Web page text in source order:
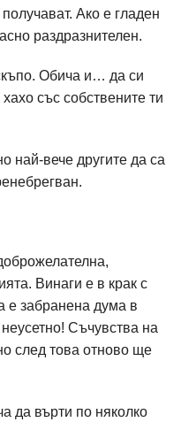
Ако е гладен
раздразнителен.
Обича и… да си
със собствените ти
най-вече другите да са
Винаги е в крак с
е забранена дума в
Съчувства на
след това отново ще
да върти по няколко